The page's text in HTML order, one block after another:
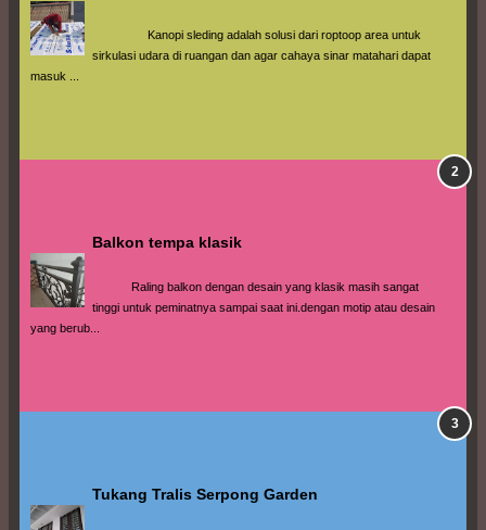
Kanopi sleding adalah solusi dari roptoop area untuk
sirkulasi udara di ruangan dan agar cahaya sinar matahari dapat
masuk ...
Balkon tempa klasik
Raling balkon dengan desain yang klasik masih sangat
tinggi untuk peminatnya sampai saat ini.dengan motip atau desain
yang berub...
Tukang Tralis Serpong Garden